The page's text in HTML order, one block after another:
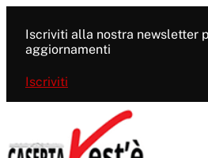
contenuto
Iscriviti alla nostra newsletter
aggiornamenti
Iscriviti